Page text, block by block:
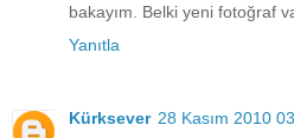
bakayım. Belki yeni fotoğraf
Yanıtla
Kürksever 28 Kasım 2010